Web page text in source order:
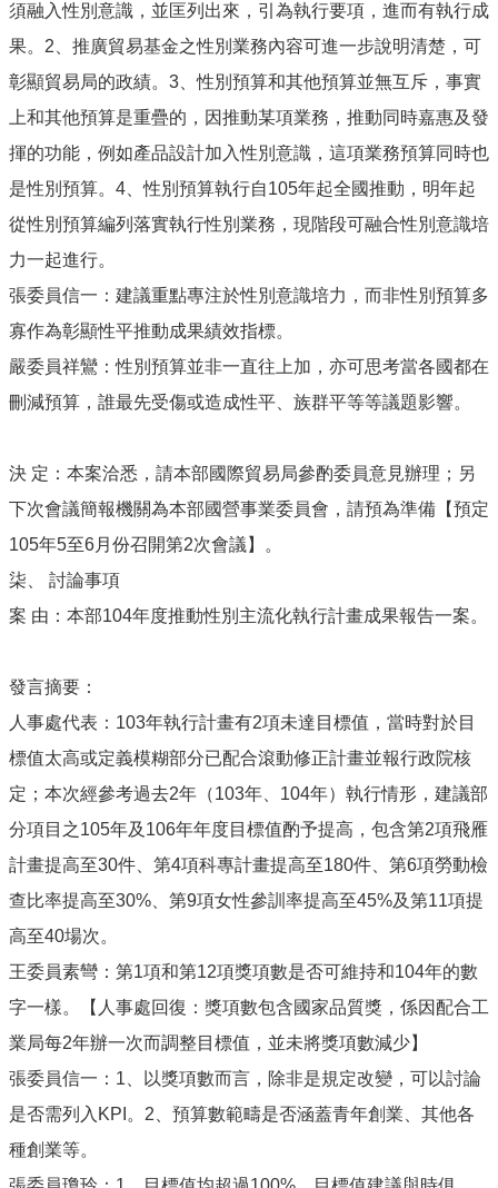
須融入性別意識，並匡列出來，引為執行要項，進而有執行成
果。2、推廣貿易基金之性別業務內容可進一步說明清楚，可
彰顯貿易局的政績。3、性別預算和其他預算並無互斥，事實
上和其他預算是重疊的，因推動某項業務，推動同時嘉惠及發
揮的功能，例如產品設計加入性別意識，這項業務預算同時也
是性別預算。4、性別預算執行自105年起全國推動，明年起
從性別預算編列落實執行性別業務，現階段可融合性別意識培
力一起進行。
張委員信一：建議重點專注於性別意識培力，而非性別預算多
寡作為彰顯性平推動成果績效指標。
嚴委員祥鸞：性別預算並非一直往上加，亦可思考當各國都在
刪減預算，誰最先受傷或造成性平、族群平等等議題影響。
決 定：本案洽悉，請本部國際貿易局參酌委員意見辦理；另
下次會議簡報機關為本部國營事業委員會，請預為準備【預定
105年5至6月份召開第2次會議】。
柒、 討論事項
案 由：本部104年度推動性別主流化執行計畫成果報告一案。
發言摘要：
人事處代表：103年執行計畫有2項未達目標值，當時對於目
標值太高或定義模糊部分已配合滾動修正計畫並報行政院核
定；本次經參考過去2年（103年、104年）執行情形，建議部
分項目之105年及106年年度目標值酌予提高，包含第2項飛雁
計畫提高至30件、第4項科專計畫提高至180件、第6項勞動檢
查比率提高至30%、第9項女性參訓率提高至45%及第11項提
高至40場次。
王委員素彎：第1項和第12項獎項數是否可維持和104年的數
字一樣。【人事處回復：獎項數包含國家品質獎，係因配合工
業局每2年辦一次而調整目標值，並未將獎項數減少】
張委員信一：1、以獎項數而言，除非是規定改變，可以討論
是否需列入KPI。2、預算數範疇是否涵蓋青年創業、其他各
種創業等。